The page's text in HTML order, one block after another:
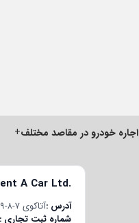
اجاره خودرو در مقاصد مختلف+
A Car Ltd.
آدرس آتاکوی ۷-۸-۹-۱۰ قسم محله، چوبان‌چشمه E-5 یان یول جاده، پلاک ۲۲/۱، درب داخلی ۱۹۸، باکیرکوی/استانبول، ترکیه
شماره ثبت تجاری